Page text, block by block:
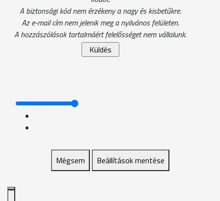
A biztonsági kód nem érzékeny a nagy és kisbetűkre.
Az e-mail cím nem jelenik meg a nyilvános felületen.
A hozzászólások tartalmáért felelősséget nem vállalunk.
Mégsem Beállítások mentése